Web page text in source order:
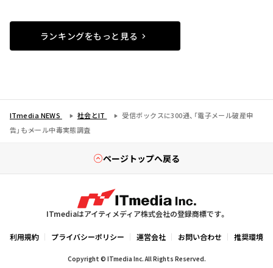
ランキングをもっと見る
ITmedia NEWS 社会とIT
受信ボックスに300通、「電子メール破産申
告」も――メール中毒実態調査
ページトップへ戻る
ITmediaはアイティメディア株式会社の登録商標です。
利用規約 プライバシーポリシー 運営会社 お問い合わせ 推奨環境
Copyright © ITmedia Inc. All Rights Reserved.